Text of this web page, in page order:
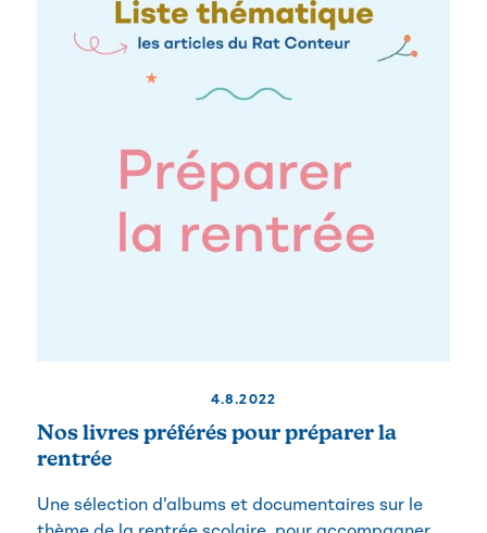
4.8.2022
Nos livres préférés pour préparer la
rentrée
Une sélection d'albums et documentaires sur le